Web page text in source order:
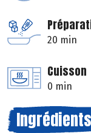
20 min
Cuisson
0 min
Ingrédients